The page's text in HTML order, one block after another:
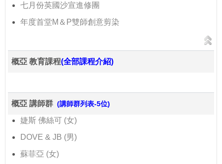
七月份英國沙宣進修團
年度首堂M＆P雙師創意剪染
概亞 教育課程(全部課程介紹)
概亞 講師群 (講師群列表-5位)
婕斯 佛絲可 (女)
DOVE & JB (男)
蘇菲亞 (女)